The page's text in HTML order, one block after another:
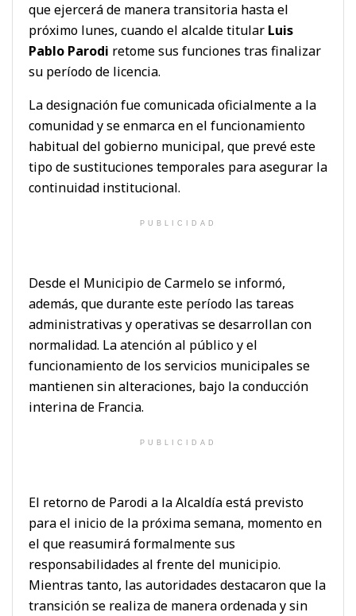
que ejercerá de manera transitoria hasta el
próximo lunes, cuando el alcalde titular Luis
Pablo Parodi retome sus funciones tras finalizar
su período de licencia.
La designación fue comunicada oficialmente a la
comunidad y se enmarca en el funcionamiento
habitual del gobierno municipal, que prevé este
tipo de sustituciones temporales para asegurar la
continuidad institucional.
PUBLICIDAD
Desde el Municipio de Carmelo se informó,
además, que durante este período las tareas
administrativas y operativas se desarrollan con
normalidad. La atención al público y el
funcionamiento de los servicios municipales se
mantienen sin alteraciones, bajo la conducción
interina de Francia.
PUBLICIDAD
El retorno de Parodi a la Alcaldía está previsto
para el inicio de la próxima semana, momento en
el que reasumirá formalmente sus
responsabilidades al frente del municipio.
Mientras tanto, las autoridades destacaron que la
transición se realiza de manera ordenada y sin